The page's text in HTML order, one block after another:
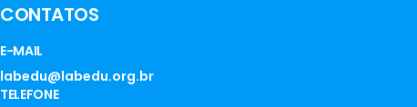
CONTATOS
E-MAIL
labedu@labedu.org.br
TELEFONE